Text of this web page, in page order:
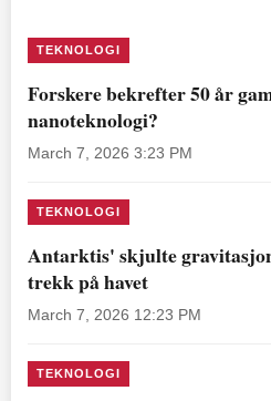
TEKNOLOGI
Forskere bekrefter 50 år
nanoteknologi?
March 7, 2026 3:23 PM
TEKNOLOGI
Antarktis' skjulte
trekk på havet
March 7, 2026 12:23 PM
TEKNOLOGI